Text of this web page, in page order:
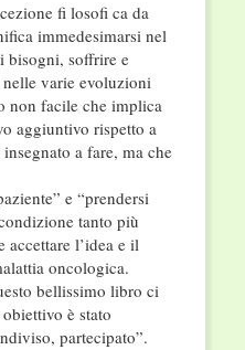
fi losofi ca da
immedesimarsi nel
bisogni, soffrire e
varie evoluzioni
non facile che implica
aggiuntivo rispetto a
a fare, ma che
e “prendersi
tanto più
accettare l’idea e il
oncologica.
bellissimo libro ci
è stato
partecipato”.